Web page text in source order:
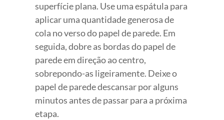
superfície plana. Use uma espátula para
aplicar uma quantidade generosa de
cola no verso do papel de parede. Em
seguida, dobre as bordas do papel de
parede em direção ao centro,
sobrepondo-as ligeiramente. Deixe o
papel de parede descansar por alguns
minutos antes de passar para a próxima
etapa.